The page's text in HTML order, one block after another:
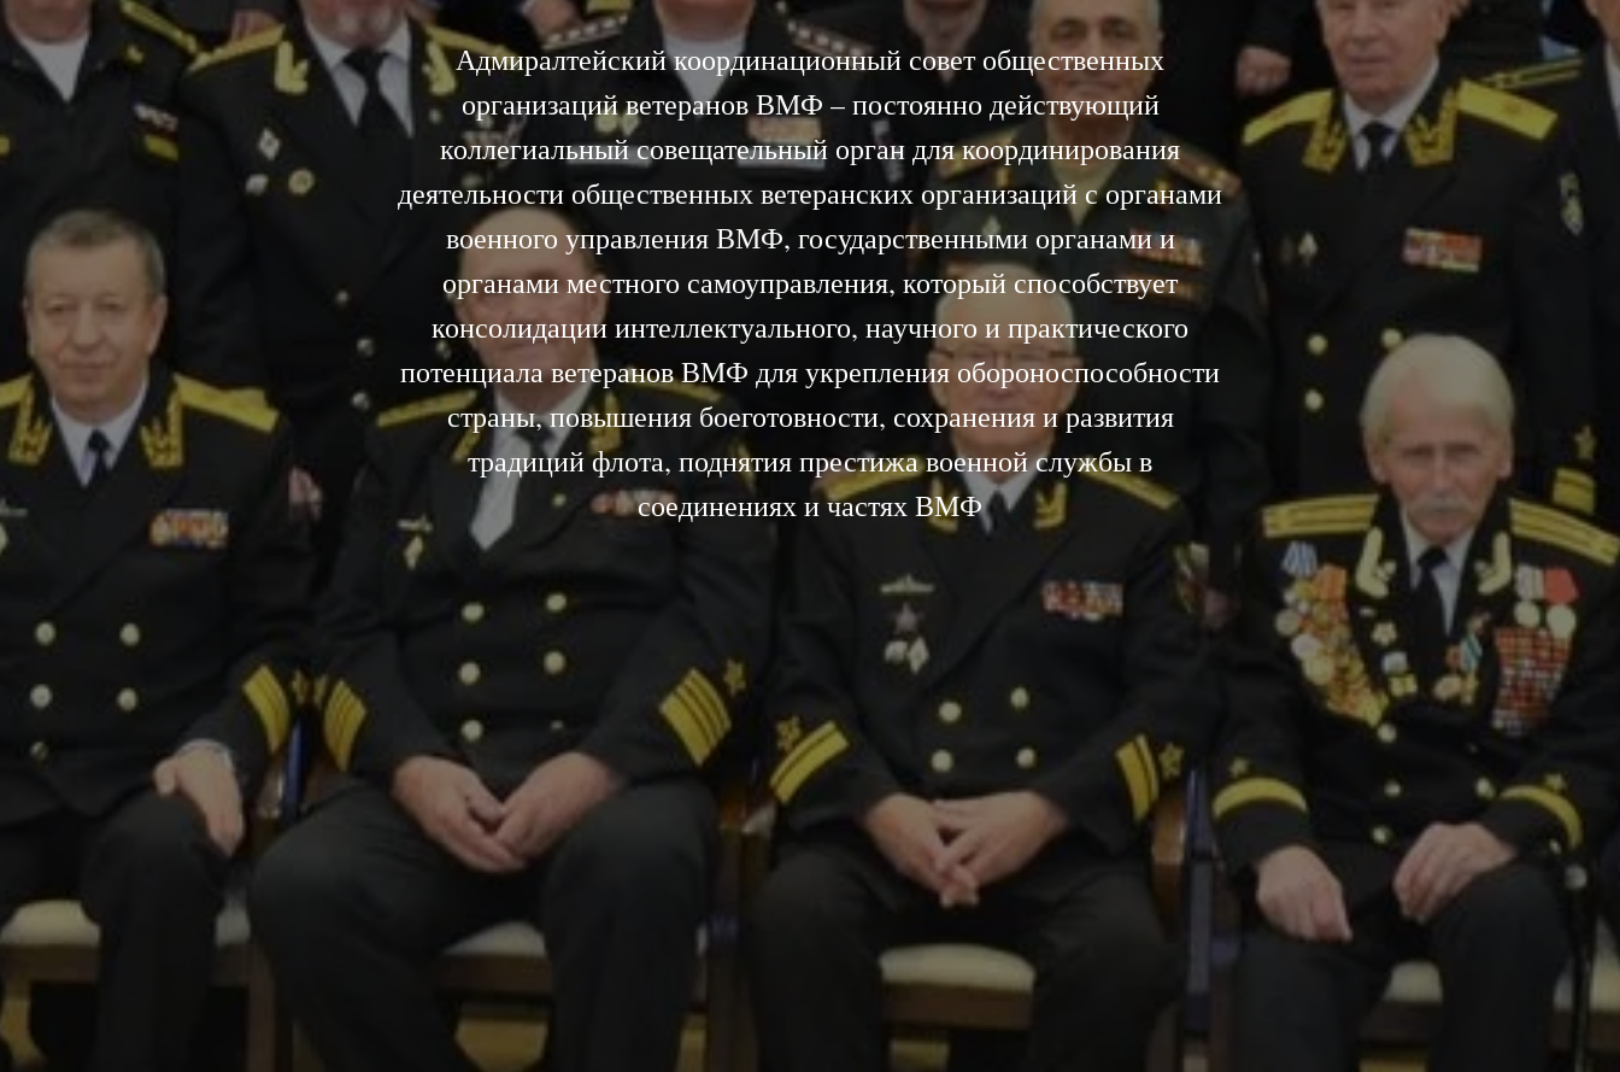
Адмиралтейский координационный совет общественных
организаций ветеранов ВМФ – постоянно действующий
коллегиальный совещательный орган для координирования
деятельности общественных ветеранских организаций с органами
военного управления ВМФ, государственными органами и
органами местного самоуправления, который способствует
консолидации интеллектуального, научного и практического
потенциала ветеранов ВМФ для укрепления обороноспособности
страны, повышения боеготовности, сохранения и развития
традиций флота, поднятия престижа военной службы в
соединениях и частях ВМФ